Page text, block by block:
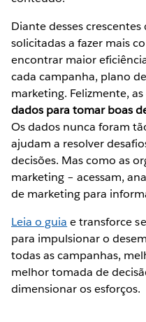
Diante desses crescentes
solicitadas a fazer mais
encontrar maior
cada campanha, plano
marketing. Felizmente,
dados para tomar boas
Os dados nunca foram
ajudam a resolver
decisões. Mas como as
marketing – acessam,
de marketing para
Leia o guia e transforce
para impulsionar o
todas as campanhas,
melhor tomada de
dimensionar os esforços.